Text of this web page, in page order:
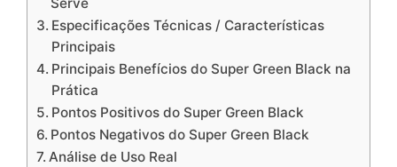
Serve
Especificações Técnicas / Características
Principais
Principais Benefícios do Super Green Black na
Prática
Pontos Positivos do Super Green Black
Pontos Negativos do Super Green Black
Análise de Uso Real